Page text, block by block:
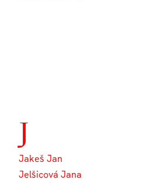
J
Jakeš Jan
Jelšicová Jana